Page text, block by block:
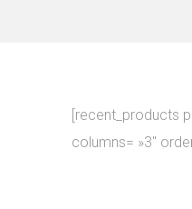
[recent_products
columns= »3″